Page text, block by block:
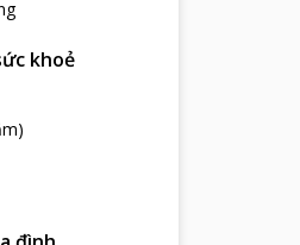
Bên cạnh đó,
với nhiều món ăn
nghiệp. Khu nghỉ
khoẻ